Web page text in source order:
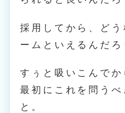
採用してから、ど
ームといえるんだろ
すぅと吸いこんで
最初にこれを問う
と。